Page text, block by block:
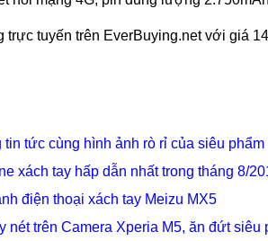
trực tuyến trên EverBuying.net với giá
tin tức cùng hình ảnh rò rỉ của siêu
xách tay hấp dẫn nhất trong tháng 8/
điện thoại xách tay Meizu MX5
nét trên Camera Xperia M5, ăn đứt siêu